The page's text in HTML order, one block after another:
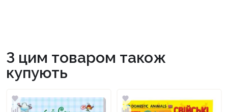
З цим товаром також
купують